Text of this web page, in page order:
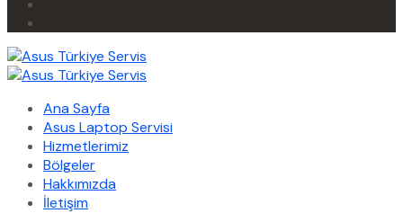
Ana Sayfa
Asus Laptop Servisi
Hizmetlerimiz
Bölgeler
Hakkımızda
İletişim